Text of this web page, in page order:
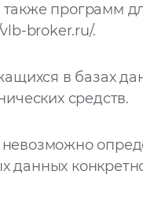
также программ
broker.ru/.
в базах
средств.
данных